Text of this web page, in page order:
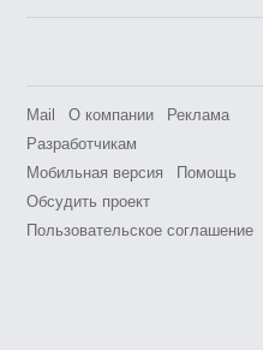
Mail О компании
Реклама
Разработчикам
Мобильная версия
Помощь
Обсудить проект
Пользовательское соглашение